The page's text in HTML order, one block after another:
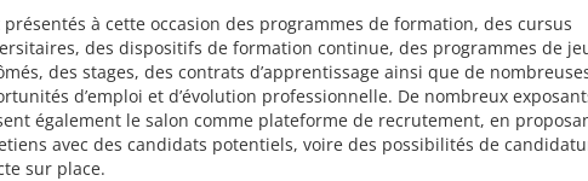
présentés à cette occasion des programmes de formation, des cursus
des dispositifs de formation continue, des programmes de
des stages, des contrats d’apprentissage ainsi que de
d’emploi et d’évolution professionnelle. De nombreux
également le salon comme plateforme de recrutement, en
avec des candidats potentiels, voire des possibilités de
sur place.